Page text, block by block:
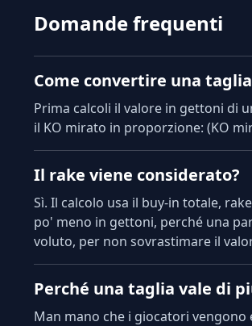
Domande frequenti
Come convertire una
Prima calcoli il valore in gettoni di
il KO mirato in proporzione: (KO
Il rake viene considerato?
Sì. Il calcolo usa il buy-in totale,
po' meno in gettoni, perché una
voluto, per non sovrastimare il
Perché una taglia vale di
Man mano che i giocatori